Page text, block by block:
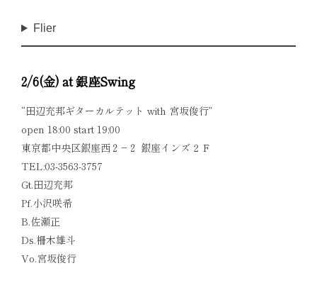
Flier
2/6(金) at 銀座Swing
“田辺充邦ギターカルテット with 宮坂俊行”
open 18:00 start 19:00
東京都中央区銀座西２−２ 銀座インズ 2 Ｆ
TEL:03-3563-3757
Gt.田辺充邦
Pf.小沢咲希
B.佐瀬正
Ds.柵木雄斗
Vo.宮坂俊行